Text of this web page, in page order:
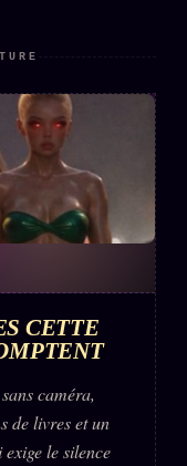
CETTE
caméra,
de livres et un
le silence